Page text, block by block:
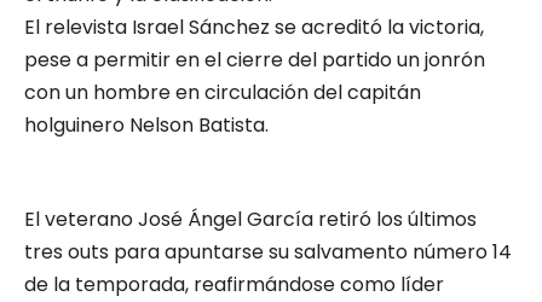
El relevista Israel Sánchez se acreditó la victoria,
pese a permitir en el cierre del partido un jonrón
con un hombre en circulación del capitán
holguinero Nelson Batista.
El veterano José Ángel García retiró los últimos
tres outs para apuntarse su salvamento número 14
de la temporada, reafirmándose como líder